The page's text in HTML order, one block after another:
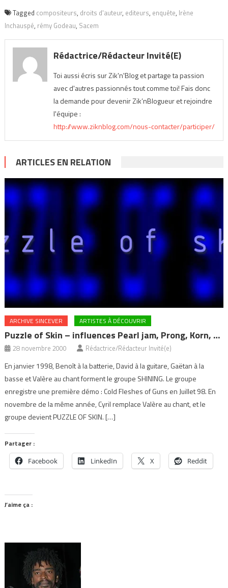
Tagged compositeurs, droits d'auteur, editeurs, enquête, Irène
Inchauspé, rémy Godeau, Sacem
Rédactrice/Rédacteur Invité(e)
Toi aussi écris sur Zik'n'Blog et partage ta passion
avec d'autres passionnés tout comme toi! Fais donc
la demande pour devenir Zik’nBlogueur et rejoindre
l'équipe :
http://www.ziknblog.com/nous-contacter/participer/
ARTICLES EN RELATION
ARCHIVE SINCEVER ARTISTES À DÉCOUVRIR
Puzzle of Skin – influences Pearl jam, Prong, Korn, …
28 novembre 2000 Rédactrice/Rédacteur Invité(e)
En janvier 1998, Benoît à la batterie, David à la guitare, Gaëtan à la
basse et Valère au chant forment le groupe SHINING. Le groupe
enregistre une première démo : Cold Fleshes of Guns en Juillet 98. En
novembre de la même année, Cyril remplace Valère au chant, et le
groupe devient PUZZLE OF SKIN. […]
Partager :
Facebook LinkedIn X Reddit
J’aime ça :